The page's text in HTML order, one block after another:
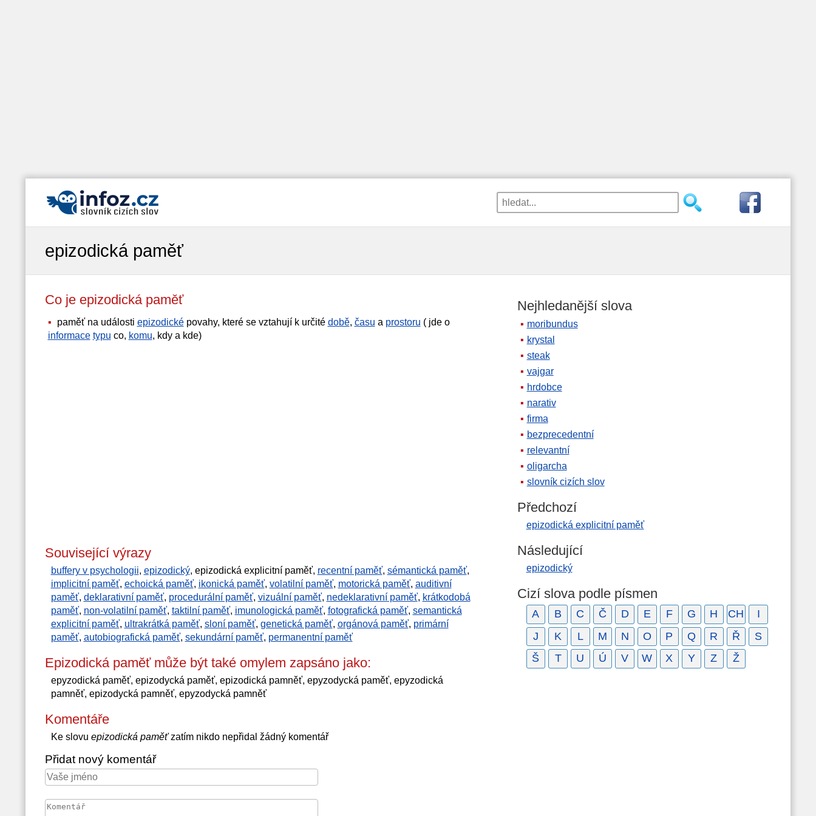
epizodická paměť
Co je epizodická paměť
paměť na události epizodicképovahy, které se vztahují k určité době, času a prostoru ( jde o
informace typu co, komu, kdy a kde)
Související výrazy
buffery v psychologii, epizodický, epizodická explicitní paměť, recentní paměť, sémantická paměť,
implicitní paměť, echoická paměť, ikonická paměť, volatilní paměť, motorická paměť, auditivní
paměť, deklarativní paměť, procedurální paměť, vizuální paměť, nedeklarativní paměť, krátkodobá
paměť, non-volatilní paměť, taktilní paměť, imunologická paměť, fotografická paměť, semantická
explicitní paměť, ultrakrátká paměť, sloní paměť, genetická paměť, orgánová paměť, primární
paměť, autobiografická paměť, sekundární paměť, permanentní paměť
Epizodická paměť může být také omylem zapsáno jako:
epyzodická paměť, epizodycká paměť, epizodická pamněť, epyzodycká paměť, epyzodická
pamněť, epizodycká pamněť, epyzodycká pamněť
Komentáře
Ke slovu epizodická paměťzatím nikdo nepřidal žádný komentář
Přidat nový komentář
Nejhledanější slova
moribundus
krystal
steak
vajgar
hrdobce
narativ
firma
bezprecedentní
relevantní
oligarcha
slovník cizích slov
Předchozí
epizodická explicitní paměť
Následující
epizodický
Cizí slova podle písmen
A B C Č D E F G H CH
I
J
K L M N O P Q R Ř
S
Š
T U Ú V W X Y Z Ž